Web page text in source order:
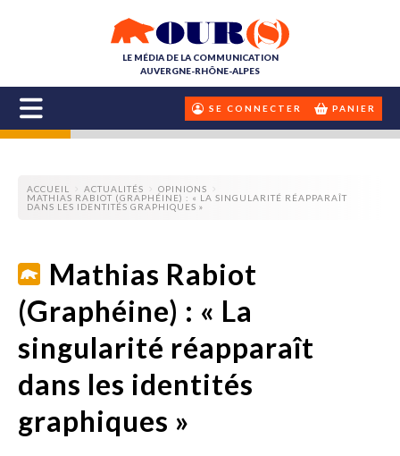
LE MÉDIA DE LA COMMUNICATION
AUVERGNE-RHÔNE-ALPES
SE CONNECTER PANIER
ACCUEIL ACTUALITÉS
OPINIONS
MATHIAS RABIOT (GRAPHÉINE) : « LA SINGULARITÉ RÉAPPARAÎT
DANS LES IDENTITÉS GRAPHIQUES »
Mathias Rabiot
(Graphéine) : « La
singularité réapparaît
dans les identités
graphiques »